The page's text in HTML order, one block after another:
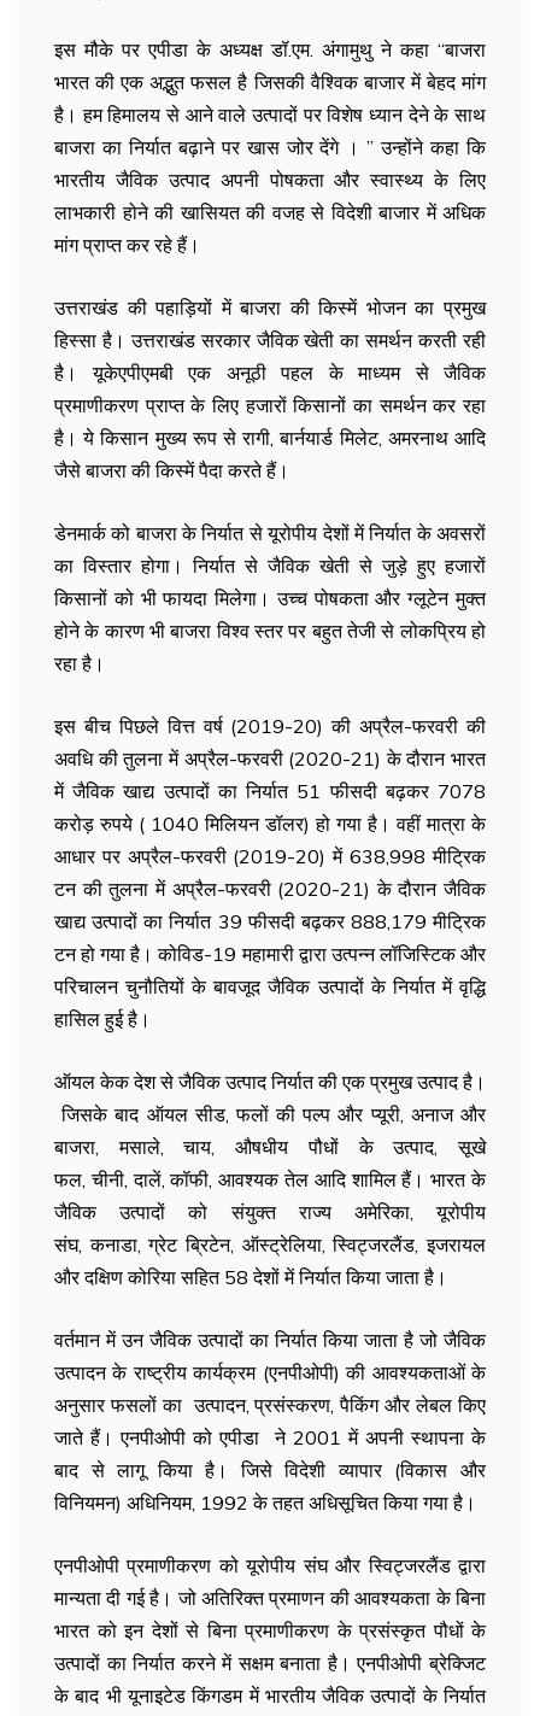
इस मौके पर एपीडा के अध्यक्ष डॉ.एम. अंगामुथु ने कहा “बाजरा
भारत की एक अद्भुत फसल है जिसकी वैश्विक बाजार में बेहद मांग
है। हम हिमालय से आने वाले उत्पादों पर विशेष ध्यान देने के साथ
बाजरा का निर्यात बढ़ाने पर खास जोर देंगे । ” उन्होंने कहा कि
भारतीय जैविक उत्पाद अपनी पोषकता और स्वास्थ्य के लिए
लाभकारी होने की खासियत की वजह से विदेशी बाजार में अधिक
मांग प्राप्त कर रहे हैं।
उत्तराखंड की पहाड़ियों में बाजरा की किस्में भोजन का प्रमुख
हिस्सा है। उत्तराखंड सरकार जैविक खेती का समर्थन करती रही
है। यूकेएपीएमबी एक अनूठी पहल के माध्यम से जैविक
प्रमाणीकरण प्राप्त के लिए हजारों किसानों का समर्थन कर रहा
है। ये किसान मुख्य रूप से रागी, बार्नयार्ड मिलेट, अमरनाथ आदि
जैसे बाजरा की किस्में पैदा करते हैं।
डेनमार्क को बाजरा के निर्यात से यूरोपीय देशों में निर्यात के अवसरों
का विस्तार होगा। निर्यात से जैविक खेती से जुड़े हुए हजारों
किसानों को भी फायदा मिलेगा। उच्च पोषकता और ग्लूटेन मुक्त
होने के कारण भी बाजरा विश्व स्तर पर बहुत तेजी से लोकप्रिय हो
रहा है।
इस बीच पिछले वित्त वर्ष (2019-20) की अप्रैल-फरवरी की
अवधि की तुलना में अप्रैल-फरवरी (2020-21) के दौरान भारत
में जैविक खाद्य उत्पादों का निर्यात 51 फीसदी बढ़कर 7078
करोड़ रुपये ( 1040 मिलियन डॉलर) हो गया है। वहीं मात्रा के
आधार पर अप्रैल-फरवरी (2019-20) में 638,998 मीट्रिक
टन की तुलना में अप्रैल-फरवरी (2020-21) के दौरान जैविक
खाद्य उत्पादों का निर्यात 39 फीसदी बढ़कर 888,179 मीट्रिक
टन हो गया है। कोविड-19 महामारी द्वारा उत्पन्न लॉजिस्टिक और
परिचालन चुनौतियों के बावजूद जैविक उत्पादों के निर्यात में वृद्धि
हासिल हुई है।
ऑयल केक देश से जैविक उत्पाद निर्यात की एक प्रमुख उत्पाद है।
जिसके बाद ऑयल सीड, फलों की पल्प और प्यूरी, अनाज और
बाजरा, मसाले, चाय, औषधीय पौधों के उत्पाद, सूखे
फल, चीनी, दालें, कॉफी, आवश्यक तेल आदि शामिल हैं। भारत के
जैविक उत्पादों को संयुक्त राज्य अमेरिका, यूरोपीय
संघ, कनाडा, ग्रेट ब्रिटेन, ऑस्ट्रेलिया, स्विट्जरलैंड, इजरायल
और दक्षिण कोरिया सहित 58 देशों में निर्यात किया जाता है।
वर्तमान में उन जैविक उत्पादों का निर्यात किया जाता है जो जैविक
उत्पादन के राष्ट्रीय कार्यक्रम (एनपीओपी) की आवश्यकताओं के
अनुसार फसलों का उत्पादन, प्रसंस्करण, पैकिंग और लेबल किए
जाते हैं। एनपीओपी को एपीडा ने 2001 में अपनी स्थापना के
बाद से लागू किया है। जिसे विदेशी व्यापार (विकास और
विनियमन) अधिनियम, 1992 के तहत अधिसूचित किया गया है।
एनपीओपी प्रमाणीकरण को यूरोपीय संघ और स्विट्जरलैंड द्वारा
मान्यता दी गई है। जो अतिरिक्त प्रमाणन की आवश्यकता के बिना
भारत को इन देशों से बिना प्रमाणीकरण के प्रसंस्कृत पौधों के
उत्पादों का निर्यात करने में सक्षम बनाता है। एनपीओपी ब्रेक्जिट
के बाद भी यूनाइटेड किंगडम में भारतीय जैविक उत्पादों के निर्यात